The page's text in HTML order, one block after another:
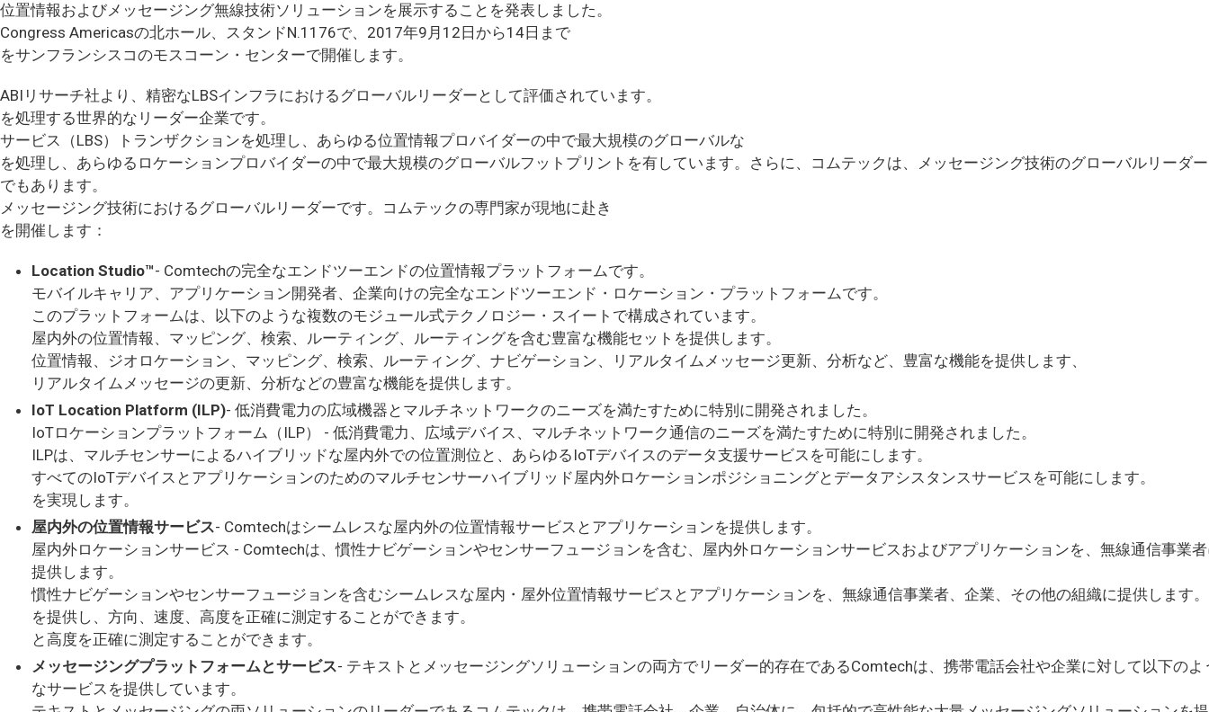
位置情報およびメッセージング無線技術ソリューションを展示することを発表しました。
Congress Americasの北ホール、スタンドN.1176で、2017年9月12日から14日まで
をサンフランシスコのモスコーン・センターで開催します。
ABIリサーチ社より、精密なLBSインフラにおけるグローバルリーダーとして評価されています。
を処理する世界的なリーダー企業です。
サービス（LBS）トランザクションを処理し、あらゆる位置情報プロバイダーの中で最大規模のグローバルな
を処理し、あらゆるロケーションプロバイダーの中で最大規模のグローバルフットプリントを有しています。さらに、コムテックは、メッセージング技術のグローバルリーダー
でもあります。
メッセージング技術におけるグローバルリーダーです。コムテックの専門家が現地に赴き
を開催します：
Location Studio™- Comtechの完全なエンドツーエンドの位置情報プラットフォームです。
モバイルキャリア、アプリケーション開発者、企業向けの完全なエンドツーエンド・ロケーション・プラットフォームです。
このプラットフォームは、以下のような複数のモジュール式テクノロジー・スイートで構成されています。
屋内外の位置情報、マッピング、検索、ルーティング、ルーティングを含む豊富な機能セットを提供します。
位置情報、ジオロケーション、マッピング、検索、ルーティング、ナビゲーション、リアルタイムメッセージ更新、分析など、豊富な機能を提供します、
リアルタイムメッセージの更新、分析などの豊富な機能を提供します。
IoT Location Platform (ILP)- 低消費電力の広域機器とマルチネットワークのニーズを満たすために特別に開発されました。
IoTロケーションプラットフォーム（ILP） - 低消費電力、広域デバイス、マルチネットワーク通信のニーズを満たすために特別に開発されました。
ILPは、マルチセンサーによるハイブリッドな屋内外での位置測位と、あらゆるIoTデバイスのデータ支援サービスを可能にします。
すべてのIoTデバイスとアプリケーションのためのマルチセンサーハイブリッド屋内外ロケーションポジショニングとデータアシスタンスサービスを可能にします。
を実現します。
屋内外の位置情報サービス- Comtechはシームレスな屋内外の位置情報サービスとアプリケーションを提供します。
屋内外ロケーションサービス - Comtechは、慣性ナビゲーションやセンサーフュージョンを含む、屋内外ロケーションサービスおよびアプリケーションを、無線通信事業
提供します。
慣性ナビゲーションやセンサーフュージョンを含むシームレスな屋内・屋外位置情報サービスとアプリケーションを、無線通信事業者、企業、その他の組織に提供します。
を提供し、方向、速度、高度を正確に測定することができます。
と高度を正確に測定することができます。
メッセージングプラットフォームとサービス- テキストとメッセージングソリューションの両方でリーダー的存在であるComtechは、携帯電話会社や企業に対して以下のよ
なサービスを提供しています。